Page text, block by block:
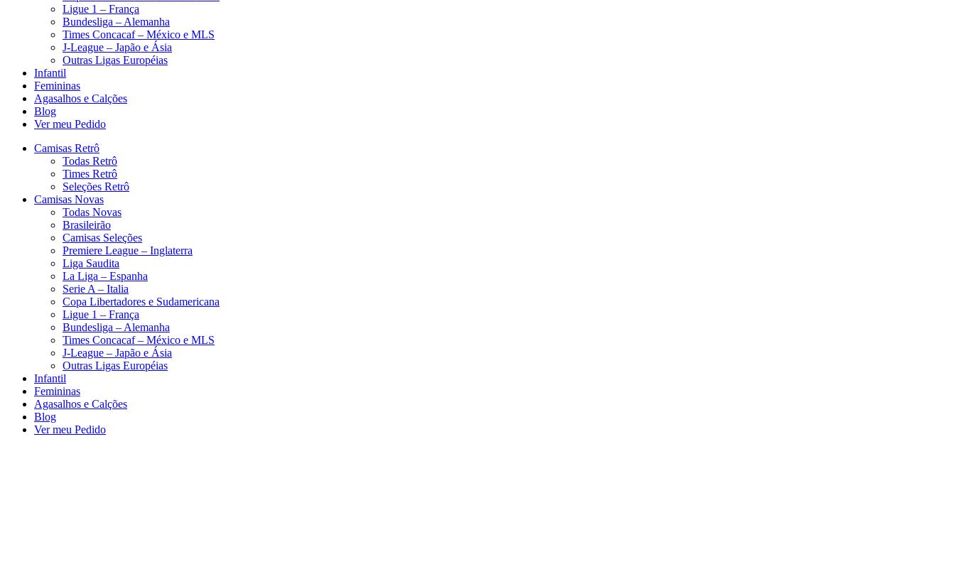
Ligue 1 – França
Bundesliga – Alemanha
Times Concacaf – México e MLS
J-League – Japão e Ásia
Outras Ligas Européias
Infantil
Femininas
Agasalhos e Calções
Blog
Ver meu Pedido
Camisas Retrô
Todas Retrô
Times Retrô
Seleções Retrô
Camisas Novas
Todas Novas
Brasileirão
Camisas Seleções
Premiere League – Inglaterra
Liga Saudita
La Liga – Espanha
Serie A – Italia
Copa Libertadores e Sudamericana
Ligue 1 – França
Bundesliga – Alemanha
Times Concacaf – México e MLS
J-League – Japão e Ásia
Outras Ligas Européias
Infantil
Femininas
Agasalhos e Calções
Blog
Ver meu Pedido